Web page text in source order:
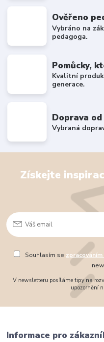
Ověřeno
Vybráno na
pedagoga.
Pomůcky,
Kvalitní
generace.
Doprava od
Vybraná
Získejte
Souhlasím se
V newsletteru posíláme tipy na
upozornění
Informace pro